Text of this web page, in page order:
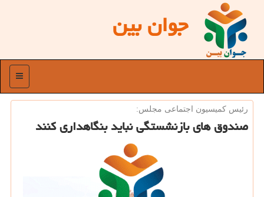
جوان بین
منو
رئیس كمیسیون اجتماعی مجلس:
صندوق های بازنشستگی نباید بنگاهداری كنند